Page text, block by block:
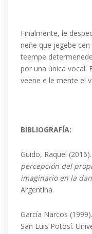
Finalmente, le
neñe que jegebe
teempe
por una única vocal.
veene e le mente el
BIBLIOGRAFÍA:
Guido, Raquel (2016).
percepción del
imaginario en la
Argentina.
García Narcos (1999).
San Luis Potosí.